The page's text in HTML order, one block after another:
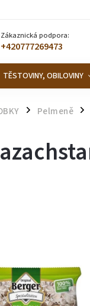
Zákaznická podpora:
+420777269473
TĚSTOVINY, OBILOVINY
/ Pelmeně /